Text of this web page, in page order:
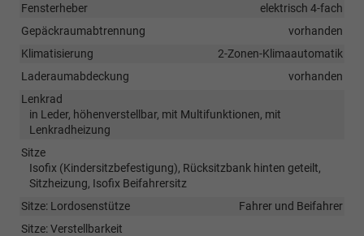
Fensterheber
elektrisch 4-fach
Gepäckraumabtrennung
vorhanden
Klimatisierung
2-Zonen-Klimaautomatik
Laderaumabdeckung
vorhanden
Lenkrad
in Leder, höhenverstellbar, mit Multifunktionen, mit
Lenkradheizung
Sitze
Isofix (Kindersitzbefestigung), Rücksitzbank hinten geteilt,
Sitzheizung, Isofix Beifahrersitz
Sitze: Lordosenstütze
Fahrer und Beifahrer
Sitze: Verstellbarkeit